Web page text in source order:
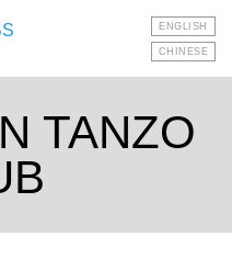
ENGLISH
CHINESE
TANZO